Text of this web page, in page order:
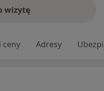
wizytę
ceny Adresy